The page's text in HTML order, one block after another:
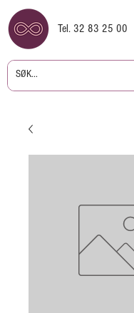
Tel. 32 83 25 00